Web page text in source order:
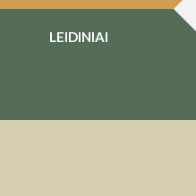
LEIDINIAI